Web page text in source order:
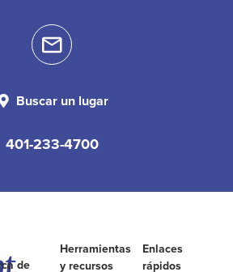
Buscar un lugar
401-233-4700
de
Herramientas
y recursos
Enlaces
rápidos